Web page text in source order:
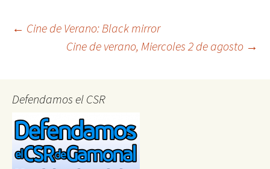
Post
← Cine de Verano: Black mirror
Cine de verano, Miercoles 2 de agosto →
Defendamos el CSR